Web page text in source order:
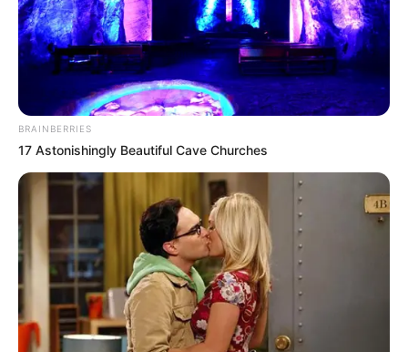
BRAINBERRIES
17 Astonishingly Beautiful Cave Churches